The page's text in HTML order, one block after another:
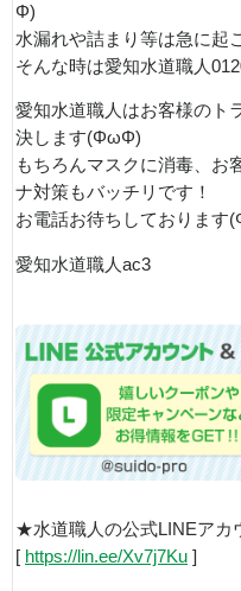
Φ)
水漏れや詰まり等は急に起
そんな時は愛知水道職人
愛知水道職人はお客様のト
決します(ΦωΦ)
もちろんマスクに消毒、お
ナ対策もバッチリです！
お電話お待ちしておりま
愛知水道職人ac3
★水道職人の公式LINEアカ
[ https://lin.ee/Xv7j7Ku ]